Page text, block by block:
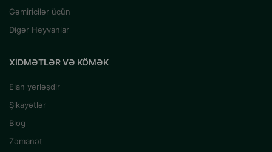
Gəmiricilər üçün
Digər Heyvanlar
XIDMƏTLƏR VƏ KÖMƏK
Elan yerləşdir
Şikayətlər
Blog
Zəmanət